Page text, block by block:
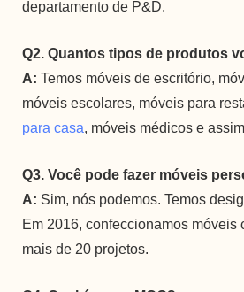
departamento de P&D.
Q2. Quantos tipos de produtos
A: Temos móveis de escritório,
móveis escolares, móveis para
para casa, móveis médicos e
Q3. Você pode fazer móveis
A: Sim, nós podemos. Temos
Em 2016, confeccionamos móveis
mais de 20 projetos.